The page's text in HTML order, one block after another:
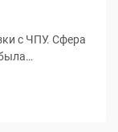
с ЧПУ. Сфера